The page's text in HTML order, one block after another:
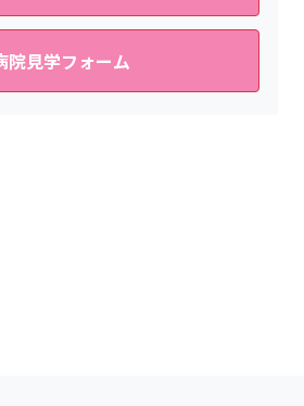
院見学フォーム